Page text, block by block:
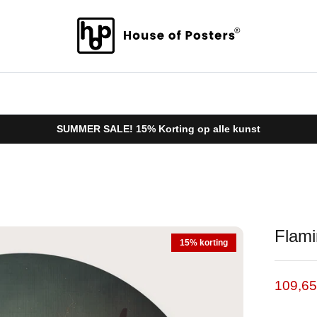
SUMMER SALE! 15% Korting op alle kunst
15% korting